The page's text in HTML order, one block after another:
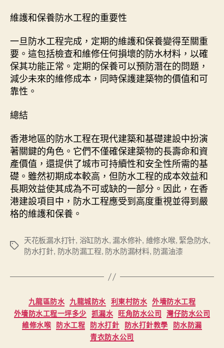
維護和保養防水工程的重要性
一旦防水工程完成，定期的維護和保養變得至關重
要。這包括檢查和維修任何損壞的防水材料，以確
保其功能正常。定期的保養可以預防潛在的問題，
減少未來的維修成本，同時保護建築物的價值和可
靠性。
總結
香港地區的防水工程在現代建築和基礎建設中扮演
著關鍵的角色。它們不僅確保建築物的長壽命和資
產價值，還提供了城市可持續性和安全性所需的基
礎。雖然初期成本較高，但防水工程的成本效益和
長期效益使其成為不可或缺的一部分。因此，在香
港建設項目中，防水工程應受到高度重視並得到嚴
格的維護和保養。
Tags
天花板漏水打针, 浴缸防水, 漏水修补, 維修水喉, 緊急防水,
防水打針, 防水防漏工程, 防水防漏材料, 防漏油漆
Categories
九龍區防水 九龍城防水 利東村防水 外墻防水工程
外墻防水工程一坪多少 抓漏水 旺角防水公司 灣仔防水公司
維修水喉 防水工程 防水打針 防水打針教學 防水防漏
青衣防水公司